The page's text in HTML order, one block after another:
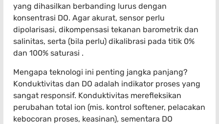
yang dihasilkan berbanding lurus dengan
konsentrasi DO. Agar akurat, sensor perlu
dipolarisasi, dikompensasi tekanan barometrik dan
salinitas, serta (bila perlu) dikalibrasi pada titik 0%
dan 100% saturasi .
Mengapa teknologi ini penting jangka panjang?
Konduktivitas dan DO adalah indikator proses yang
sangat responsif. Konduktivitas merefleksikan
perubahan total ion (mis. kontrol softener, pelacakan
kebocoran proses, keasinan), sementara DO